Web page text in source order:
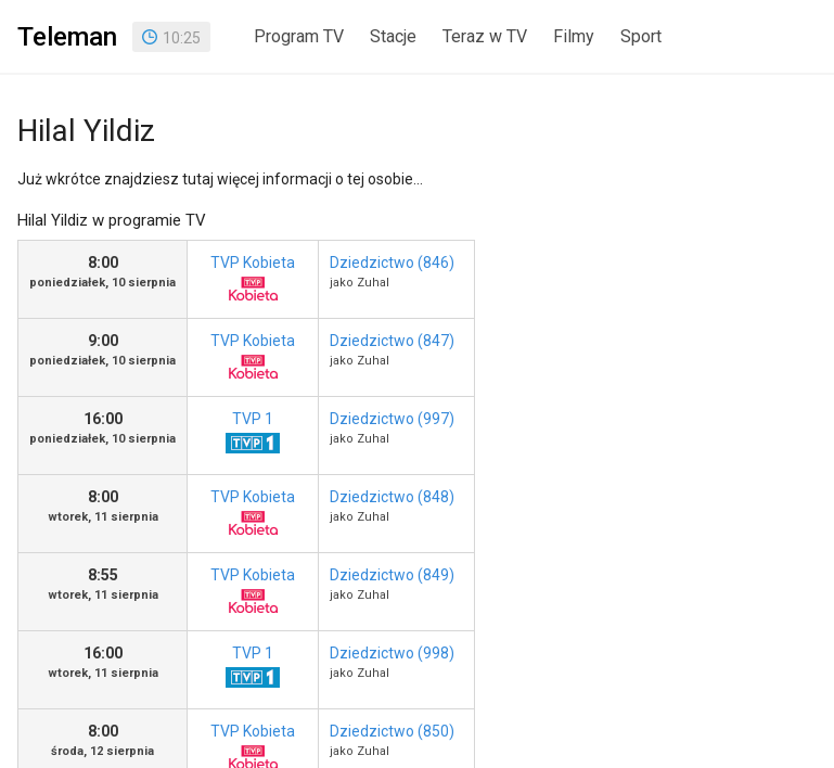
Teleman 10:25 Program TV Stacje Teraz w TV Filmy Sport
Hilal Yildiz
Już wkrótce znajdziesz tutaj więcej informacji o tej osobie...
Hilal Yildiz w programie TV
8:00
poniedziałek, 10 sierpnia
TVP Kobieta Dziedzictwo (846)
jako Zuhal
9:00
poniedziałek, 10 sierpnia
TVP Kobieta Dziedzictwo (847)
jako Zuhal
16:00
poniedziałek, 10 sierpnia
TVP 1 Dziedzictwo (997)
jako Zuhal
8:00
wtorek, 11 sierpnia
TVP Kobieta Dziedzictwo (848)
jako Zuhal
8:55
wtorek, 11 sierpnia
TVP Kobieta Dziedzictwo (849)
jako Zuhal
16:00
wtorek, 11 sierpnia
TVP 1 Dziedzictwo (998)
jako Zuhal
8:00
środa, 12 sierpnia
TVP Kobieta Dziedzictwo (850)
jako Zuhal